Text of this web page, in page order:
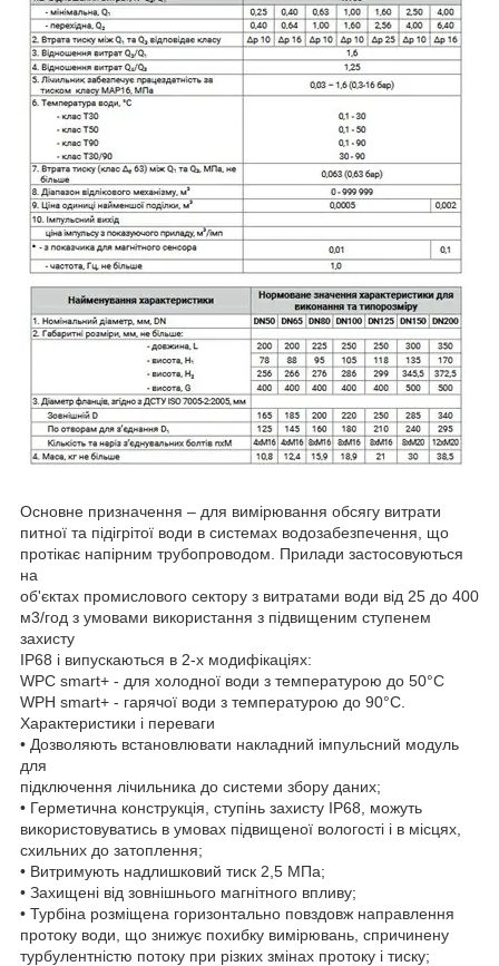
Основне призначення – для вимірювання обсягу витрати
питної та підігрітої води в системах водозабезпечення, що
протікає напірним трубопроводом. Прилади застосовуються
на
об'єктах промислового сектору з витратами води від 25 до 400
м3/год з умовами використання з підвищеним ступенем
захисту
IP68 і випускаються в 2-х модифікаціях:
WPC smart+ - для холодної води з температурою до 50°С
WPH smart+ - гарячої води з температурою до 90°C.
Характеристики і переваги
• Дозволяють встановлювати накладний імпульсний модуль
для
підключення лічильника до системи збору даних;
• Герметична конструкція, ступінь захисту IP68, можуть
використовуватись в умовах підвищеної вологості і в місцях,
схильних до затоплення;
• Витримують надлишковий тиск 2,5 МПа;
• Захищені від зовнішнього магнітного впливу;
• Турбіна розміщена горизонтально повздовж направлення
протоку води, що знижує похибку вимірювань, спричинену
турбулентністю потоку при різких змінах протоку і тиску;